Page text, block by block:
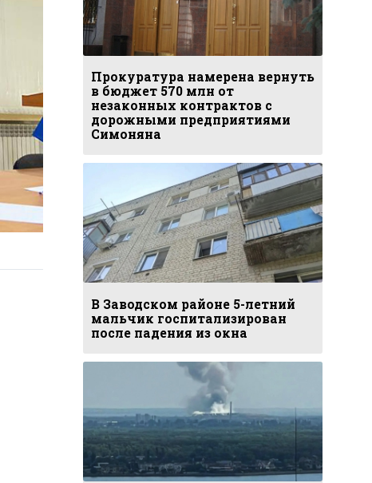
Прокуратура намерена вернуть
в бюджет 570 млн от
незаконных контрактов с
дорожными предприятиями
Симоняна
В Заводском районе 5-летний
мальчик госпитализирован
после падения из окна